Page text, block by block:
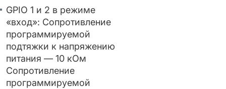
GPIO 1 и 2 в режиме
«вход»: Сопротивление
программируемой
подтяжки к напряжению
питания — 10 кОм
Сопротивление
программируемой